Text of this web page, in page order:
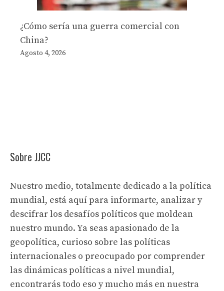
¿Cómo sería una guerra comercial con
China?
Agosto 4, 2026
Sobre JJCC
Nuestro medio, totalmente dedicado a la política
mundial, está aquí para informarte, analizar y
descifrar los desafíos políticos que moldean
nuestro mundo. Ya seas apasionado de la
geopolítica, curioso sobre las políticas
internacionales o preocupado por comprender
las dinámicas políticas a nivel mundial,
encontrarás todo eso y mucho más en nuestra